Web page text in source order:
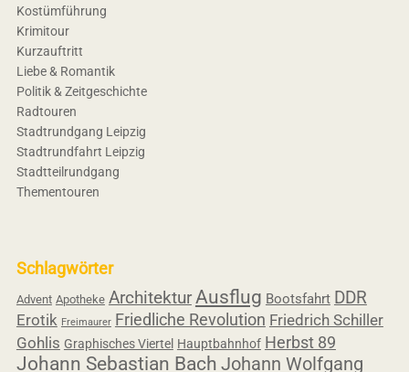
Kostümführung
Krimitour
Kurzauftritt
Liebe & Romantik
Politik & Zeitgeschichte
Radtouren
Stadtrundgang Leipzig
Stadtrundfahrt Leipzig
Stadtteilrundgang
Thementouren
Schlagwörter
Advent Apotheke Architektur Ausflug Bootsfahrt DDR
Erotik Freimaurer Friedliche Revolution Friedrich Schiller
Gohlis Graphisches Viertel Hauptbahnhof Herbst 89
Johann Sebastian Bach Johann Wolfgang